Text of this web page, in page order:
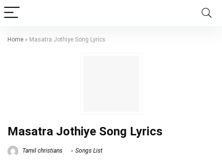
Home » Masatra Jothiye Song Lyrics
Masatra Jothiye Song Lyrics
Tamil christians Songs List